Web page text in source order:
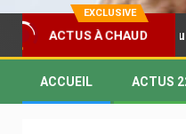
EXCLUSIVE
ACTUS À CHAUD
s’offrent un récital
ACCUEIL ACTUS